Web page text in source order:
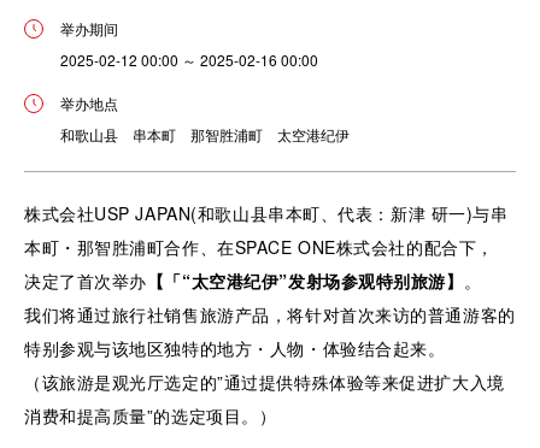
举办期间
2025-02-12 00:00 ～ 2025-02-16 00:00
举办地点
和歌山县 串本町 那智胜浦町 太空港纪伊
株式会社USP JAPAN(和歌山县串本町、代表：新津 研一)与串
本町・那智胜浦町合作、在SPACE ONE株式会社的配合下，
决定了首次举办 【「“太空港纪伊”发射场参观特别旅游】 。
我们将通过旅行社销售旅游产品，将针对首次来访的普通游客的
特别参观与该地区独特的地方・人物・体验结合起来。
（该旅游是观光厅选定的”通过提供特殊体验等来促进扩大入境
消费和提高质量”的选定项目。）